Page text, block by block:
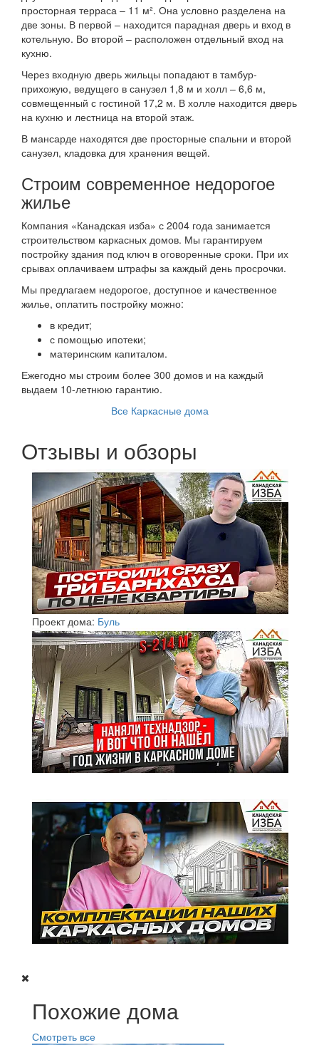
просторная терраса – 11 м². Она условно разделена на
две зоны. В первой – находится парадная дверь и вход в
котельную. Во второй – расположен отдельный вход на
кухню.
Через входную дверь жильцы попадают в тамбур-
прихожую, ведущего в санузел 1,8 м и холл – 6,6 м,
совмещенный с гостиной 17,2 м. В холле находится дверь
на кухню и лестница на второй этаж.
В мансарде находятся две просторные спальни и второй
санузел, кладовка для хранения вещей.
Строим современное недорогое
жилье
Компания «Канадская изба» с 2004 года занимается
строительством каркасных домов. Мы гарантируем
постройку здания под ключ в оговоренные сроки. При их
срывах оплачиваем штрафы за каждый день просрочки.
Мы предлагаем недорогое, доступное и качественное
жилье, оплатить постройку можно:
в кредит;
с помощью ипотеки;
материнским капиталом.
Ежегодно мы строим более 300 домов и на каждый
выдаем 10-летнюю гарантию.
Все Каркасные дома
Отзывы и обзоры
Проект дома: Буль
Похожие дома
Смотреть все